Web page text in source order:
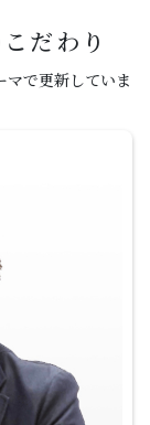
だわり
で更新していま